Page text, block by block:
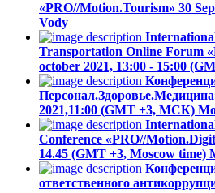
«PRO//Motion.Tourism» 30
Vody
Transportation Online Forum
october 2021, 13:00 - 15:00
2021,11:00 (GMT +3, МСК)
Conference «PRO//
14.45 (GMT +3, Moscow time)
ответственного